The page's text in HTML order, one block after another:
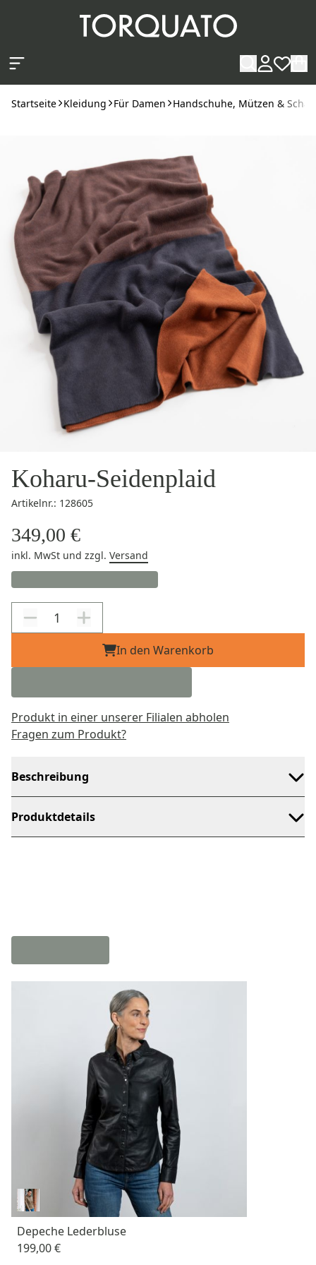
Startseite Kleidung Für Damen Handschuhe, Mützen &
Koharu-Seidenplaid
Artikelnr.: 128605
349,00 €
inkl. MwSt und zzgl. Versand
In den Warenkorb
Produkt in einer unserer Filialen abholen
Fragen zum Produkt?
Beschreibung
Produktdetails
Depeche Lederbluse
199,00 €